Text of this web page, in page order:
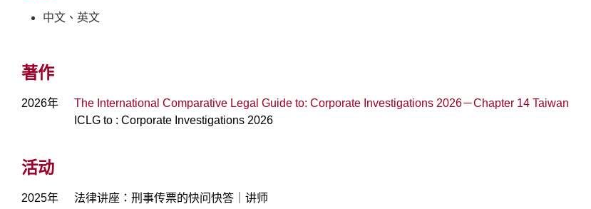
中文、英文
著作
2026年
The International Comparative Legal Guide to: Corporate Investigations 2026－Chapter 14 Taiwan
ICLG to : Corporate Investigations 2026
活动
2025年
法律讲座：刑事传票的快问快答｜讲师